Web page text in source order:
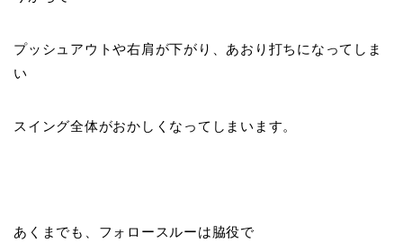
プッシュアウトや右肩が下がり、あおり打ちになってしま
い
スイング全体がおかしくなってしまいます。
あくまでも、フォロースルーは脇役で